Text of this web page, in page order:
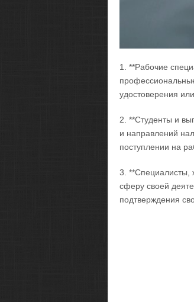
1. **Рабочие
удостоверения
2. **Студенты и
и направлений
поступлении на
3. **Специалисты,
сферу своей
подтверждения